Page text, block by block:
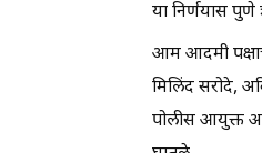
या निर्णयास
आम आदमी
मिलिंद सरोदे,
पोलीस आयुक्त